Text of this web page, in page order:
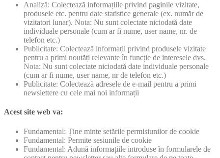
Analiză: Colectează informațiile privind paginile vizitate,
produsele etc. pentru date statistice generale (ex. număr de
vizitatori lunar). Nota: Nu sunt colectate niciodată date
individuale personale (cum ar fi nume, user name, nr. de
telefon etc.)
Publicitate: Colectează informații privind produsele vizitate
pentru a primi noutăți relevante în funcție de interesele dvs.
Nota: Nu sunt colectate niciodată date individuale personale
(cum ar fi nume, user name, nr de telefon etc.)
Publicitate: Colectează adresele de e-mail pentru a primi
newslettere cu cele mai noi informații
Acest site web va:
Fundamental: Ține minte setările permisiunilor de cookie
Fundamental: Permite sesiunile de cookie
Fundamental: Adună informațiile introduse în formularele de